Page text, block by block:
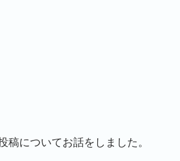
稿についてお話をしました。